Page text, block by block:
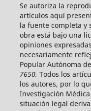
Se autoriza la
artículos aquí­
la fuente completa y
obra está bajo una
opiniones
necesariamente
Popular Autónoma
7650. Todos los
los autores, por lo
Investigación
situación legal